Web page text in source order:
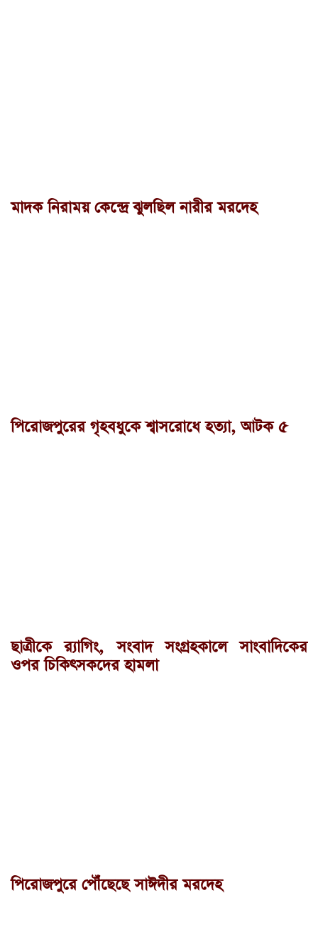
মাদক নিরাময় কেন্দ্রে ঝুলছিল নারীর মরদেহ
পিরোজপুরের গৃহবধুকে শ্বাসরোধে হত্যা, আটক ৫
ছাত্রীকে র‍্যাগিং, সংবাদ সংগ্রহকালে সাংবাদিকের
ওপর চিকিৎসকদের হামলা
পিরোজপুরে পৌঁছেছে সাঈদীর মরদেহ